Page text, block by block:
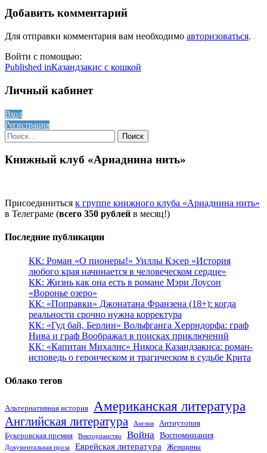
Добавить комментарий
Для отправки комментария вам необходимо авторизоваться.
Войти с помощью:
Навигация
по
Published inКазандзакис с кошкой
Личный кабинет
Вход
Регистрация
Найти:
Книжный клуб «Ариаднина нить»
Присоединиться к группе книжного клуба «Ариаднина нить»
в Телеграме (всего 350 рублей в месяц!)
Последние публикации
КК: Роман «О пионеры!» Уиллы Кэсер «История
любого края начинается в человеческом сердце»
КК: Жизнь как она есть в романе Мэри Лоусон
«Воронье озеро»
КК: «Поправки» Джонатана Франзена (18+): когда
реальности срочно нужна корректура
КК: «Гуд бай, Берлин» Вольфганга Херрндорфа: граф
Нива и граф Воображал в поисках приключений
КК: «Капитан Михалис» Никоса Казандзакиса: роман-
исповедь о героическом и трагическом в судьбе Крита
Облако тегов
Альтернативная история Американская литература
Английская литература Англия
Антиутопия
Букеровская премия
Викторианство Война Воспоминания
Документальная проза Еврейская литература
Женщины